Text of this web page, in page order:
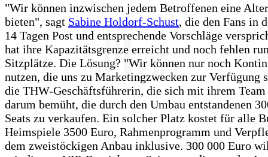
"Wir können inzwischen jedem Betroffenen eine
bieten", sagt Sabine Holdorf-Schust, die den Fans in
14 Tagen Post und entsprechende Vorschläge
hat ihre Kapazitätsgrenze erreicht und noch fehlen
Sitzplätze. Die Lösung? "Wir können nur noch
nutzen, die uns zu Marketingzwecken zur Verfügung
die THW-Geschäftsführerin, die sich mit ihrem
darum bemüht, die durch den Umbau entstandenen
Seats zu verkaufen. Ein solcher Platz kostet für alle
Heimspiele 3500 Euro, Rahmenprogramm und
dem zweistöckigen Anbau inklusive. 300 000 Euro